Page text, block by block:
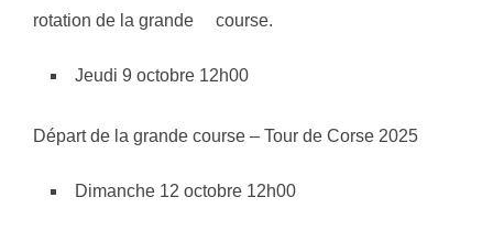
rotation de la grande course.
Jeudi 9 octobre 12h00
Départ de la grande course – Tour de Corse 2025
Dimanche 12 octobre 12h00